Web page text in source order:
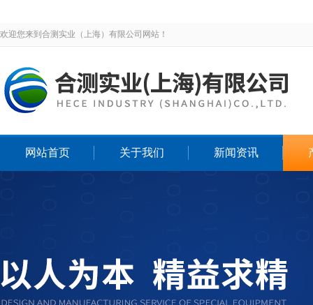
欢迎您来到合测实业（上海）有限公司网站！
网站首页 关于我们 新闻资讯